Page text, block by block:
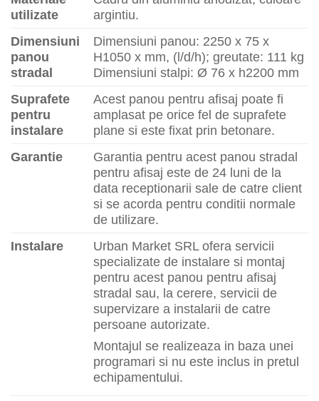
utilizate
argintiu.
Dimensiuni
panou
stradal
Dimensiuni panou: 2250 x 75 x
H1050 x mm, (l/d/h); greutate: 111 kg
Dimensiuni stalpi: Ø 76 x h2200 mm
Suprafete
pentru
instalare
Acest panou pentru afisaj poate fi
amplasat pe orice fel de suprafete
plane si este fixat prin betonare.
Garantie
Garantia pentru acest panou stradal
pentru afisaj este de 24 luni de la
data receptionarii sale de catre client
si se acorda pentru conditii normale
de utilizare.
Instalare
Urban Market SRL ofera servicii
specializate de instalare si montaj
pentru acest panou pentru afisaj
stradal sau, la cerere, servicii de
supervizare a instalarii de catre
persoane autorizate.
Montajul se realizeaza in baza unei
programari si nu este inclus in pretul
echipamentului.